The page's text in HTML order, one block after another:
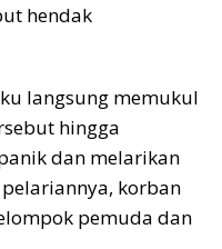
hendak
langsung memukul
hingga
dan melarikan
korban
pemuda dan